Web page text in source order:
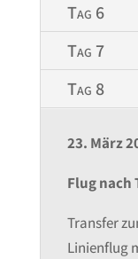
Tag 6
Tag 7
Tag 8
23. März
Flug nach
Transfer
Linienflug